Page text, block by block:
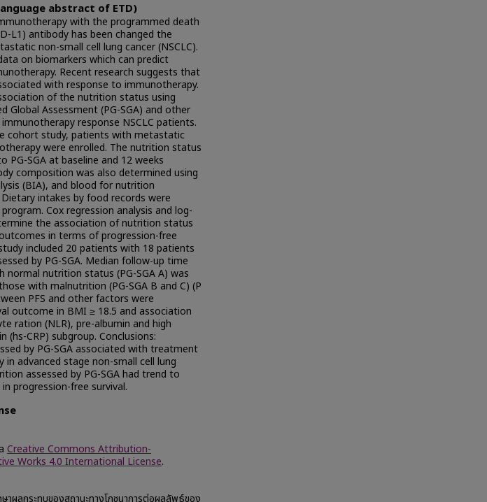
abstract of ETD)
with the programmed death
L1) antibody has been changed the
non-small cell lung cancer (NSCLC).
on biomarkers which can predict
Recent research suggests that
with response to immunotherapy.
of the nutrition status using
Global Assessment (PG-SGA) and other
response NSCLC patients.
cohort study, patients with metastatic
were enrolled. The nutrition status
PG-SGA at baseline and 12 weeks
composition was also determined using
(BIA), and blood for nutrition
intakes by food records were
Cox regression analysis and log-
the association of nutrition status
in terms of progression-free
included 20 patients with 18 patients
by PG-SGA. Median follow-up time
nutrition status (PG-SGA A) was
with malnutrition (PG-SGA B and C) (P
PFS and other factors were
outcome in BMI ≥ 18.5 and association
ration (NLR), pre-albumin and high
(hs-CRP) subgroup. Conclusions:
by PG-SGA associated with treatment
advanced stage non-small cell lung
assessed by PG-SGA had trend to
progression-free survival.
Creative Commons Attribution-
Works 4.0 International License.
ผลกระทบของสถานะทางโภชนาการต่อผลลัพธ์ของ